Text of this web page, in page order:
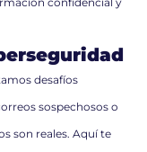
desafíos
sospechosos o
son reales. Aquí te